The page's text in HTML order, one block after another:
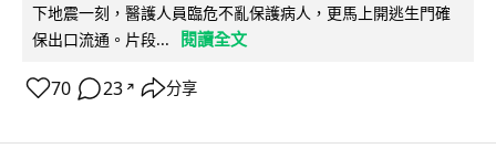
下地震一刻，醫護人員臨危不亂保護病人，更馬上開逃生門確
保出口流通。片段...
閱讀全文
70 23 ↗ 分享